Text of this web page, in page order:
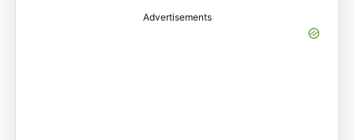
Advertisements